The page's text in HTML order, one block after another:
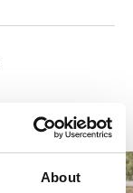
About